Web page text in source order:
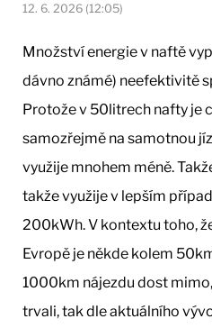
12. 6. 2026 (12:05)
Množství energie v naftě
dávno známé) neefektivitě
Protože v 50litrech nafty je
samozřejmě na samotnou
využije mnohem méně.
takže využije v lepším
200kWh. V kontextu toho,
Evropě je někde kolem
1000km nájezdu dost
trvali, tak dle aktuálního